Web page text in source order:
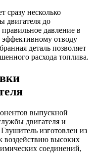
сразу несколько
двигателя до
давление в
эффективному отводу
деталь позволяет
расхода топлива.
выпускной
двигателя и
изготовлен из
воздействию высоких
соединений,